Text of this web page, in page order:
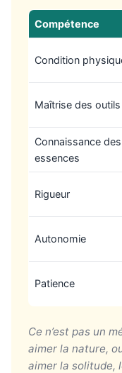
Compétence
Condition
Maîtrise des outils
Connaissance des
essences
Rigueur
Autonomie
Patience
Ce n’est pas un
aimer la nature,
aimer la solitude,